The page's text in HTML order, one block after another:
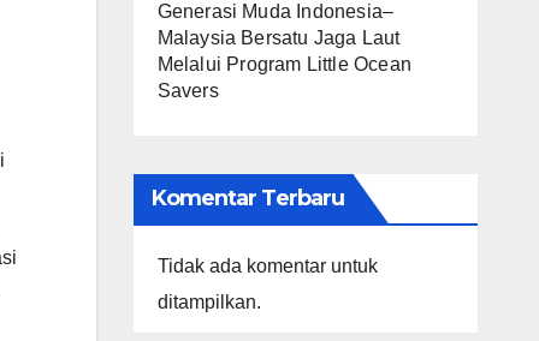
Generasi Muda Indonesia–
Malaysia Bersatu Jaga Laut
Melalui Program Little Ocean
Savers
Komentar Terbaru
Tidak ada komentar untuk
ditampilkan.